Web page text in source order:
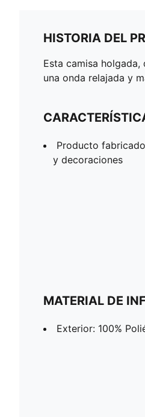
HISTORIA DEL
Esta camisa
una onda relajada y
Producto
y decoraciones
MATERIAL DE
Exterior: 100%